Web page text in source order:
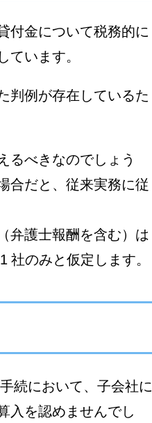
付金について税務的に
ています。
判例が存在しているた
べきなのでしょう
合だと、従来実務に従
護士報酬を含む）は
社のみと仮定します。
続において、子会社に
入を認めませんでし